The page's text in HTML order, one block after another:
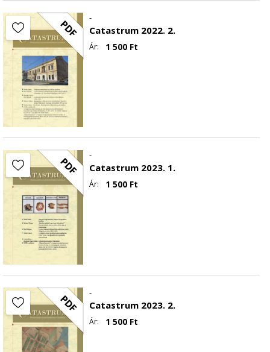
PDF -
Catastrum 2022. 2.
Ár: 1 500 Ft
PDF -
Catastrum 2023. 1.
Ár: 1 500 Ft
PDF -
Catastrum 2023. 2.
Ár: 1 500Ft